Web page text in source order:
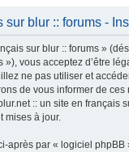
sur blur :: forums -
sur blur :: forums »
»), vous acceptez d’être
ne pas utiliser et
de vous informer de
:: un site en
mises à jour.
après par « logiciel